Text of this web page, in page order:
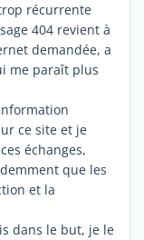
récurrente
404 revient à
demandée, a
me paraît plus
ce site et je
échanges,
que les
et la
dans le but, je le